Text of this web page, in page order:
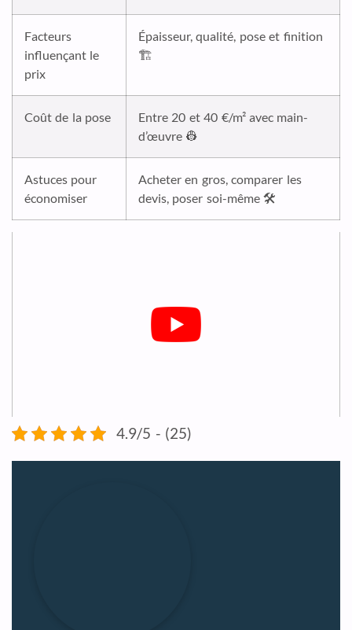
Facteurs
influençant le
prix
Épaisseur, qualité, pose et finition
🏗️
Coût de la pose
Entre 20 et 40 €/m² avec main-
d’œuvre 👷
Astuces pour
économiser
Acheter en gros, comparer les
devis, poser soi-même 🛠️
4.9/5 - (25)